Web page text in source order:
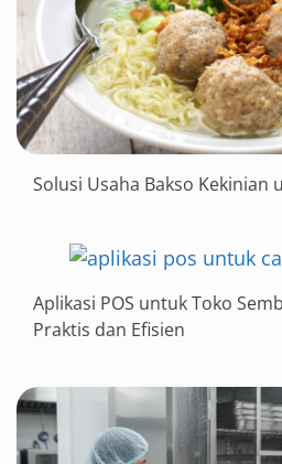
Solusi Usaha Bakso Kekinian
Aplikasi POS untuk Toko
Praktis dan Efisien